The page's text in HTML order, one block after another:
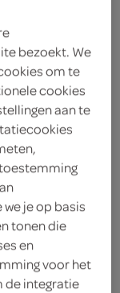
bezoekt. We
om te
cookies
aan te
je op basis
tonen die
en
voor het
de integratie